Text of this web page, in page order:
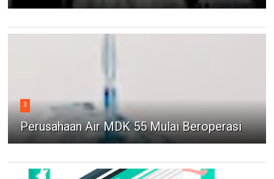
3
Perusahaan Air MDK 55 Mulai Beroperasi